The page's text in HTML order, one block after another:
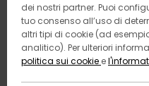
dei nostri partner. Puoi
tuo consenso all’uso di
altri tipi di cookie (ad
analitico). Per ulteriori
politica sui cookie e